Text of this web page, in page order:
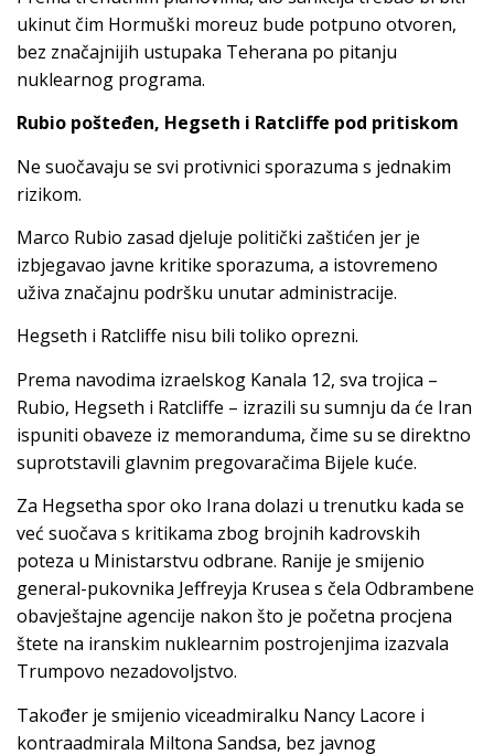
ukinut čim Hormuški moreuz bude potpuno otvoren,
bez značajnijih ustupaka Teherana po pitanju
nuklearnog programa.
Rubio pošteđen, Hegseth i Ratcliffe pod pritiskom
Ne suočavaju se svi protivnici sporazuma s jednakim
rizikom.
Marco Rubio zasad djeluje politički zaštićen jer je
izbjegavao javne kritike sporazuma, a istovremeno
uživa značajnu podršku unutar administracije.
Hegseth i Ratcliffe nisu bili toliko oprezni.
Prema navodima izraelskog Kanala 12, sva trojica –
Rubio, Hegseth i Ratcliffe – izrazili su sumnju da će Iran
ispuniti obaveze iz memoranduma, čime su se direktno
suprotstavili glavnim pregovaračima Bijele kuće.
Za Hegsetha spor oko Irana dolazi u trenutku kada se
već suočava s kritikama zbog brojnih kadrovskih
poteza u Ministarstvu odbrane. Ranije je smijenio
general-pukovnika Jeffreyja Krusea s čela Odbrambene
obavještajne agencije nakon što je početna procjena
štete na iranskim nuklearnim postrojenjima izazvala
Trumpovo nezadovoljstvo.
Također je smijenio viceadmiralku Nancy Lacore i
kontraadmirala Miltona Sandsa, bez javnog